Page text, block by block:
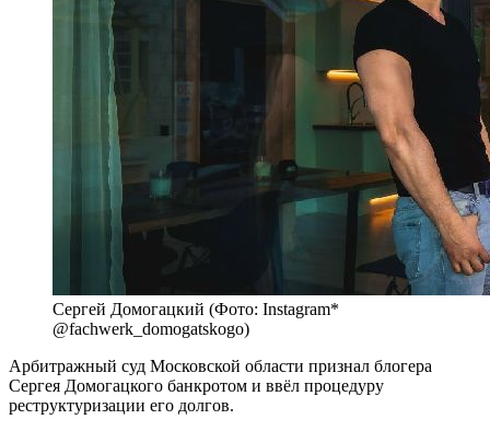
Сергей Домогацкий (Фото: Instagram*
@fachwerk_domogatskogo)
Арбитражный суд Московской области признал блогера
Сергея Домогацкого банкротом и ввёл процедуру
реструктуризации его долгов.